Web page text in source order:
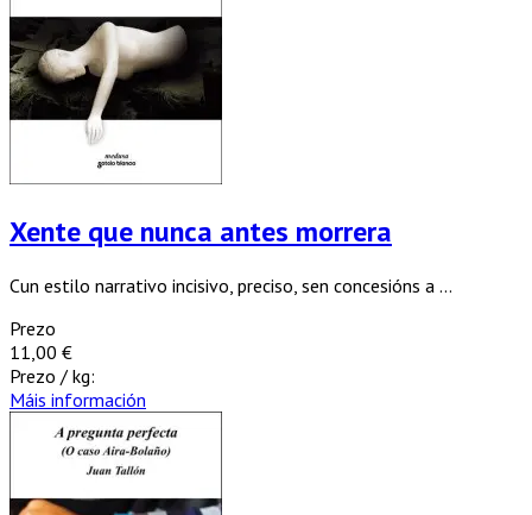
Xente que nunca antes morrera
Cun estilo narrativo incisivo, preciso, sen concesións a ...
Prezo
11,00 €
Prezo / kg:
Máis información